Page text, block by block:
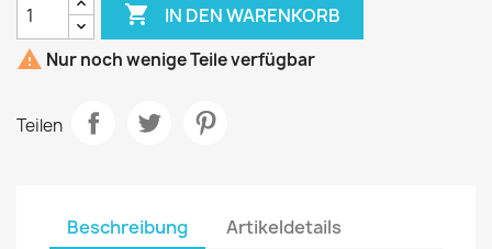
 IN DEN WARENKORB
 Nur noch wenige Teile verfügbar
Teilen
Beschreibung Artikeldetails